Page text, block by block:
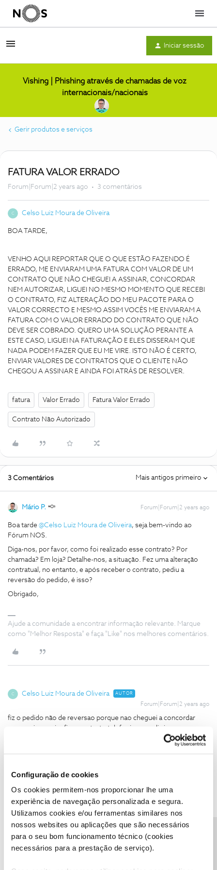
Configuração de cookies
Os cookies permitem-nos proporcionar lhe uma
experiência de navegação personalizada e segura.
Utilizamos cookies e/ou ferramentas similares nos
nossos websites ou aplicações que são necessários
para o seu bom funcionamento técnico (cookies
necessários para a prestação de serviço).
Menu
Iniciar sessão
Vishing | Phishing através de chamadas de voz
internacionais/nacionais
Gerir produtos e serviços
FATURA VALOR ERRADO
Forum|Forum|2 years ago 3 comentários
C Celso Luiz Moura de Oliveira
BOA TARDE,
VENHO AQUI REPORTAR QUE O QUE ESTÃO FAZENDO É
ERRADO, ME ENVIARAM UMA FATURA COM VALOR DE UM
CONTRATO QUE NÃO CHEGUEI A ASSINAR, CONCORDAR
NEM AUTORIZAR, LIGUEI NO MESMO MOMENTO QUE RECEBI
O CONTRATO, FIZ ALTERAÇÃO DO MEU PACOTE PARA O
VALOR CORRECTO E MESMO ASSIM VOCÊS ME ENVIARAM A
FATURA COM O VALOR ERRADO DO CONTRATO QUE NÃO
DEVE SER COBRADO. QUERO UMA SOLUÇÃO PERANTE A
ESTE CASO, LIGUEI NA FATURAÇÃO E ELES DISSERAM QUE
NADA PODEM FAZER QUE EU ME VIRE. ISTO NÃO É CERTO,
ENVIAR VALORES DE CONTRATOS QUE O CLIENTE NÃO
CHEGOU A ASSINAR E AINDA FOI ATRÁS DE RESOLVER.
fatura Valor Errado Fatura Valor Errado
Contrato Não Autorizado
3 Comentários Mais antigos primeiro
Mário P. Forum|Forum|2 years ago
Boa tarde @Celso Luiz Moura de Oliveira, seja bem-vindo ao
Fórum NOS.
Diga-nos, por favor, como foi realizado esse contrato? Por
chamada? Em loja? Detalhe-nos, a situação. Fez uma alteração
contratual, no entanto, e após receber o contrato, pediu a
reversão do pedido, é isso?
Obrigado,
Ajude a comunidade a encontrar informação relevante. Marque
como "Melhor Resposta" e faça "Like" nos melhores comentários.
C Celso Luiz Moura de Oliveira AUTOR
Forum|Forum|2 years ago
fiz o pedido não de reversao porque nao cheguei a concordar
nem assinar e sim fiz o contacto telefonico e pedi sim mas a
resolução correção para um pacote mais dentro do que pagava e
assim foi feito e prometido e me enviam mesmo assim fatura
Forum|Forum|2 years ago
Boa tarde,